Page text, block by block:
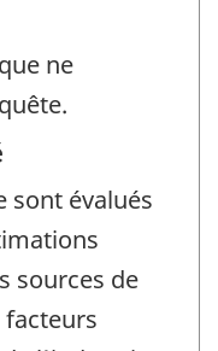
ne
sont évalués
sources de
facteurs